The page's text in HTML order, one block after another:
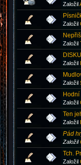
Založil
Založil
Založil
Založil
Založil
Hodní
Založil
Ten
Založil
Pád
Založil
Tch.
Založil